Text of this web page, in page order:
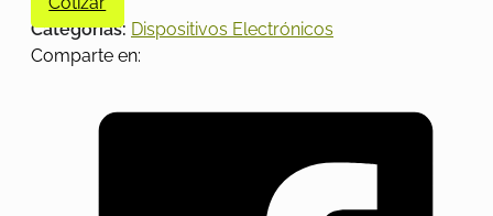
Categorías: Dispositivos Electrónicos
Comparte en: